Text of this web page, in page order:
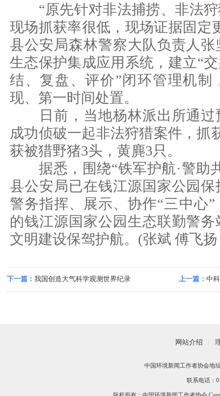
“原先针对非法捕捞、非法狩
现场抓获率很低，现场证据固定
县公安局森林警察大队负责人
生态保护集成应用系统，建立“
结、复盘、评价”闭环管理机制
现、第一时间处置。
日前，当地杨林派出所通过
成功侦破一起非法狩猎案件，抓
获被猎野猪3头，黄麂3只。
据悉，围绕“铁军护航·警助
县公安局已在钱江源国家公园
警务指挥、展示、协作“三中心
的钱江源国家公园生态联勤警
文明建设保驾护航。(张斌 傅飞
下一篇： 我国创造大气科学观测世界纪录 上一篇： 中
网站介绍
中国环境新闻工作者协会地
联系电话：